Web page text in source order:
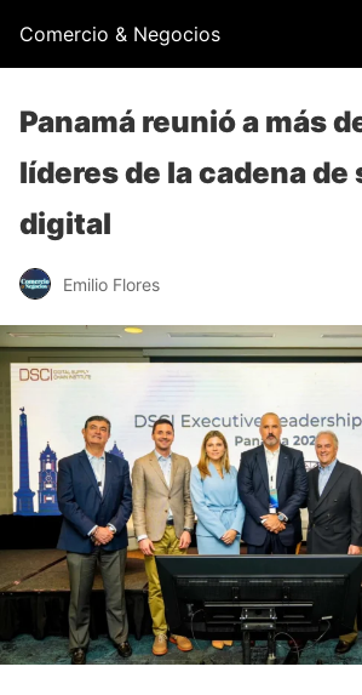
Comercio & Negocios
Panamá reunió a más
líderes de la cadena
digital
Emilio Flores